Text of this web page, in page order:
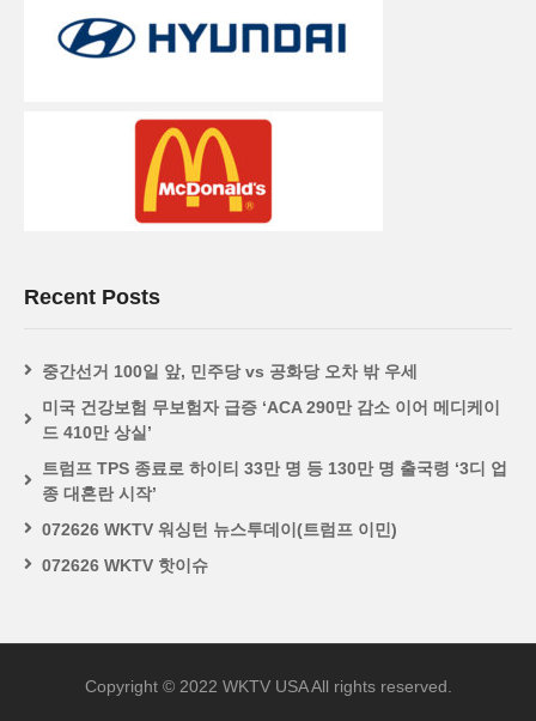
Recent Posts
중간선거 100일 앞, 민주당 vs 공화당 오차 밖 우세
미국 건강보험 무보험자 급증 ‘ACA 290만 감소 이어 메디케이
드 410만 상실’
트럼프 TPS 종료로 하이티 33만 명 등 130만 명 출국령 ‘3디 업
종 대혼란 시작’
072626 WKTV 워싱턴 뉴스투데이(트럼프 이민)
072626 WKTV 핫이슈
Copyright © 2022 WKTV USA All rights reserved.